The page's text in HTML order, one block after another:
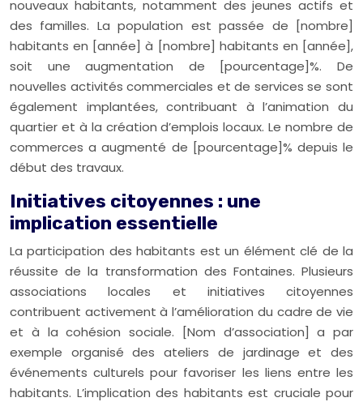
nouveaux habitants, notamment des jeunes actifs et
des familles. La population est passée de [nombre]
habitants en [année] à [nombre] habitants en [année],
soit une augmentation de [pourcentage]%. De
nouvelles activités commerciales et de services se sont
également implantées, contribuant à l’animation du
quartier et à la création d’emplois locaux. Le nombre de
commerces a augmenté de [pourcentage]% depuis le
début des travaux.
Initiatives citoyennes : une
implication essentielle
La participation des habitants est un élément clé de la
réussite de la transformation des Fontaines. Plusieurs
associations locales et initiatives citoyennes
contribuent activement à l’amélioration du cadre de vie
et à la cohésion sociale. [Nom d’association] a par
exemple organisé des ateliers de jardinage et des
événements culturels pour favoriser les liens entre les
habitants. L’implication des habitants est cruciale pour